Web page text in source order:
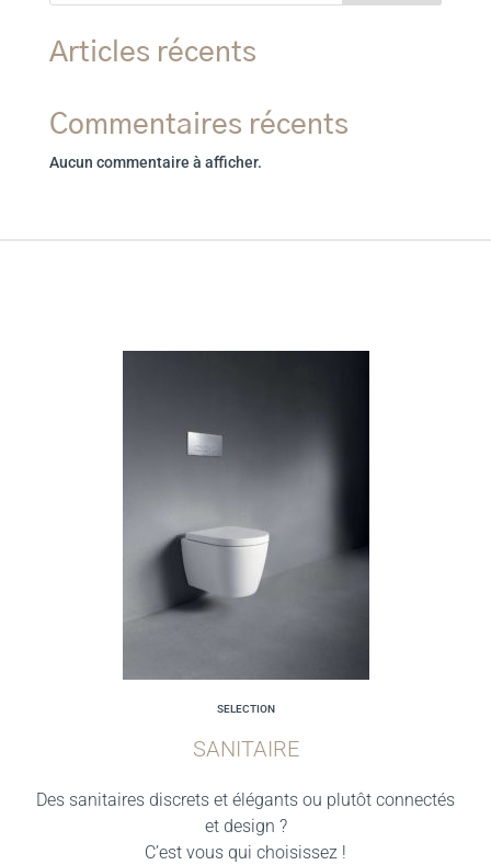
Articles récents
Commentaires récents
Aucun commentaire à afficher.
SELECTION
SANITAIRE
Des sanitaires discrets et élégants ou plutôt connectés
et design ?
C’est vous qui choisissez !